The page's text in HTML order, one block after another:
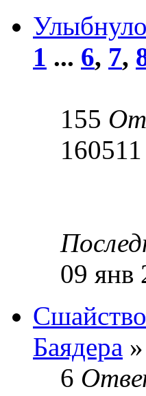
1 ... 6, 7,
155
160511
09 янв
Сшайство
Баядера
6